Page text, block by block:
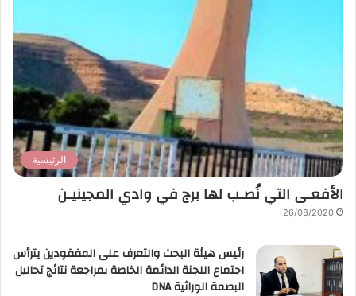
الرئيسية
الأفعـى التي نُصـب لها برج في وادي المجينيـن
26/08/2020
رئيس هيئة البحث والتعرف على المفقودين يترأس
اجتماع اللجنة الدائمة الخاصة بمراجعة نتائج تحاليل
البصمة الوراثية DNA